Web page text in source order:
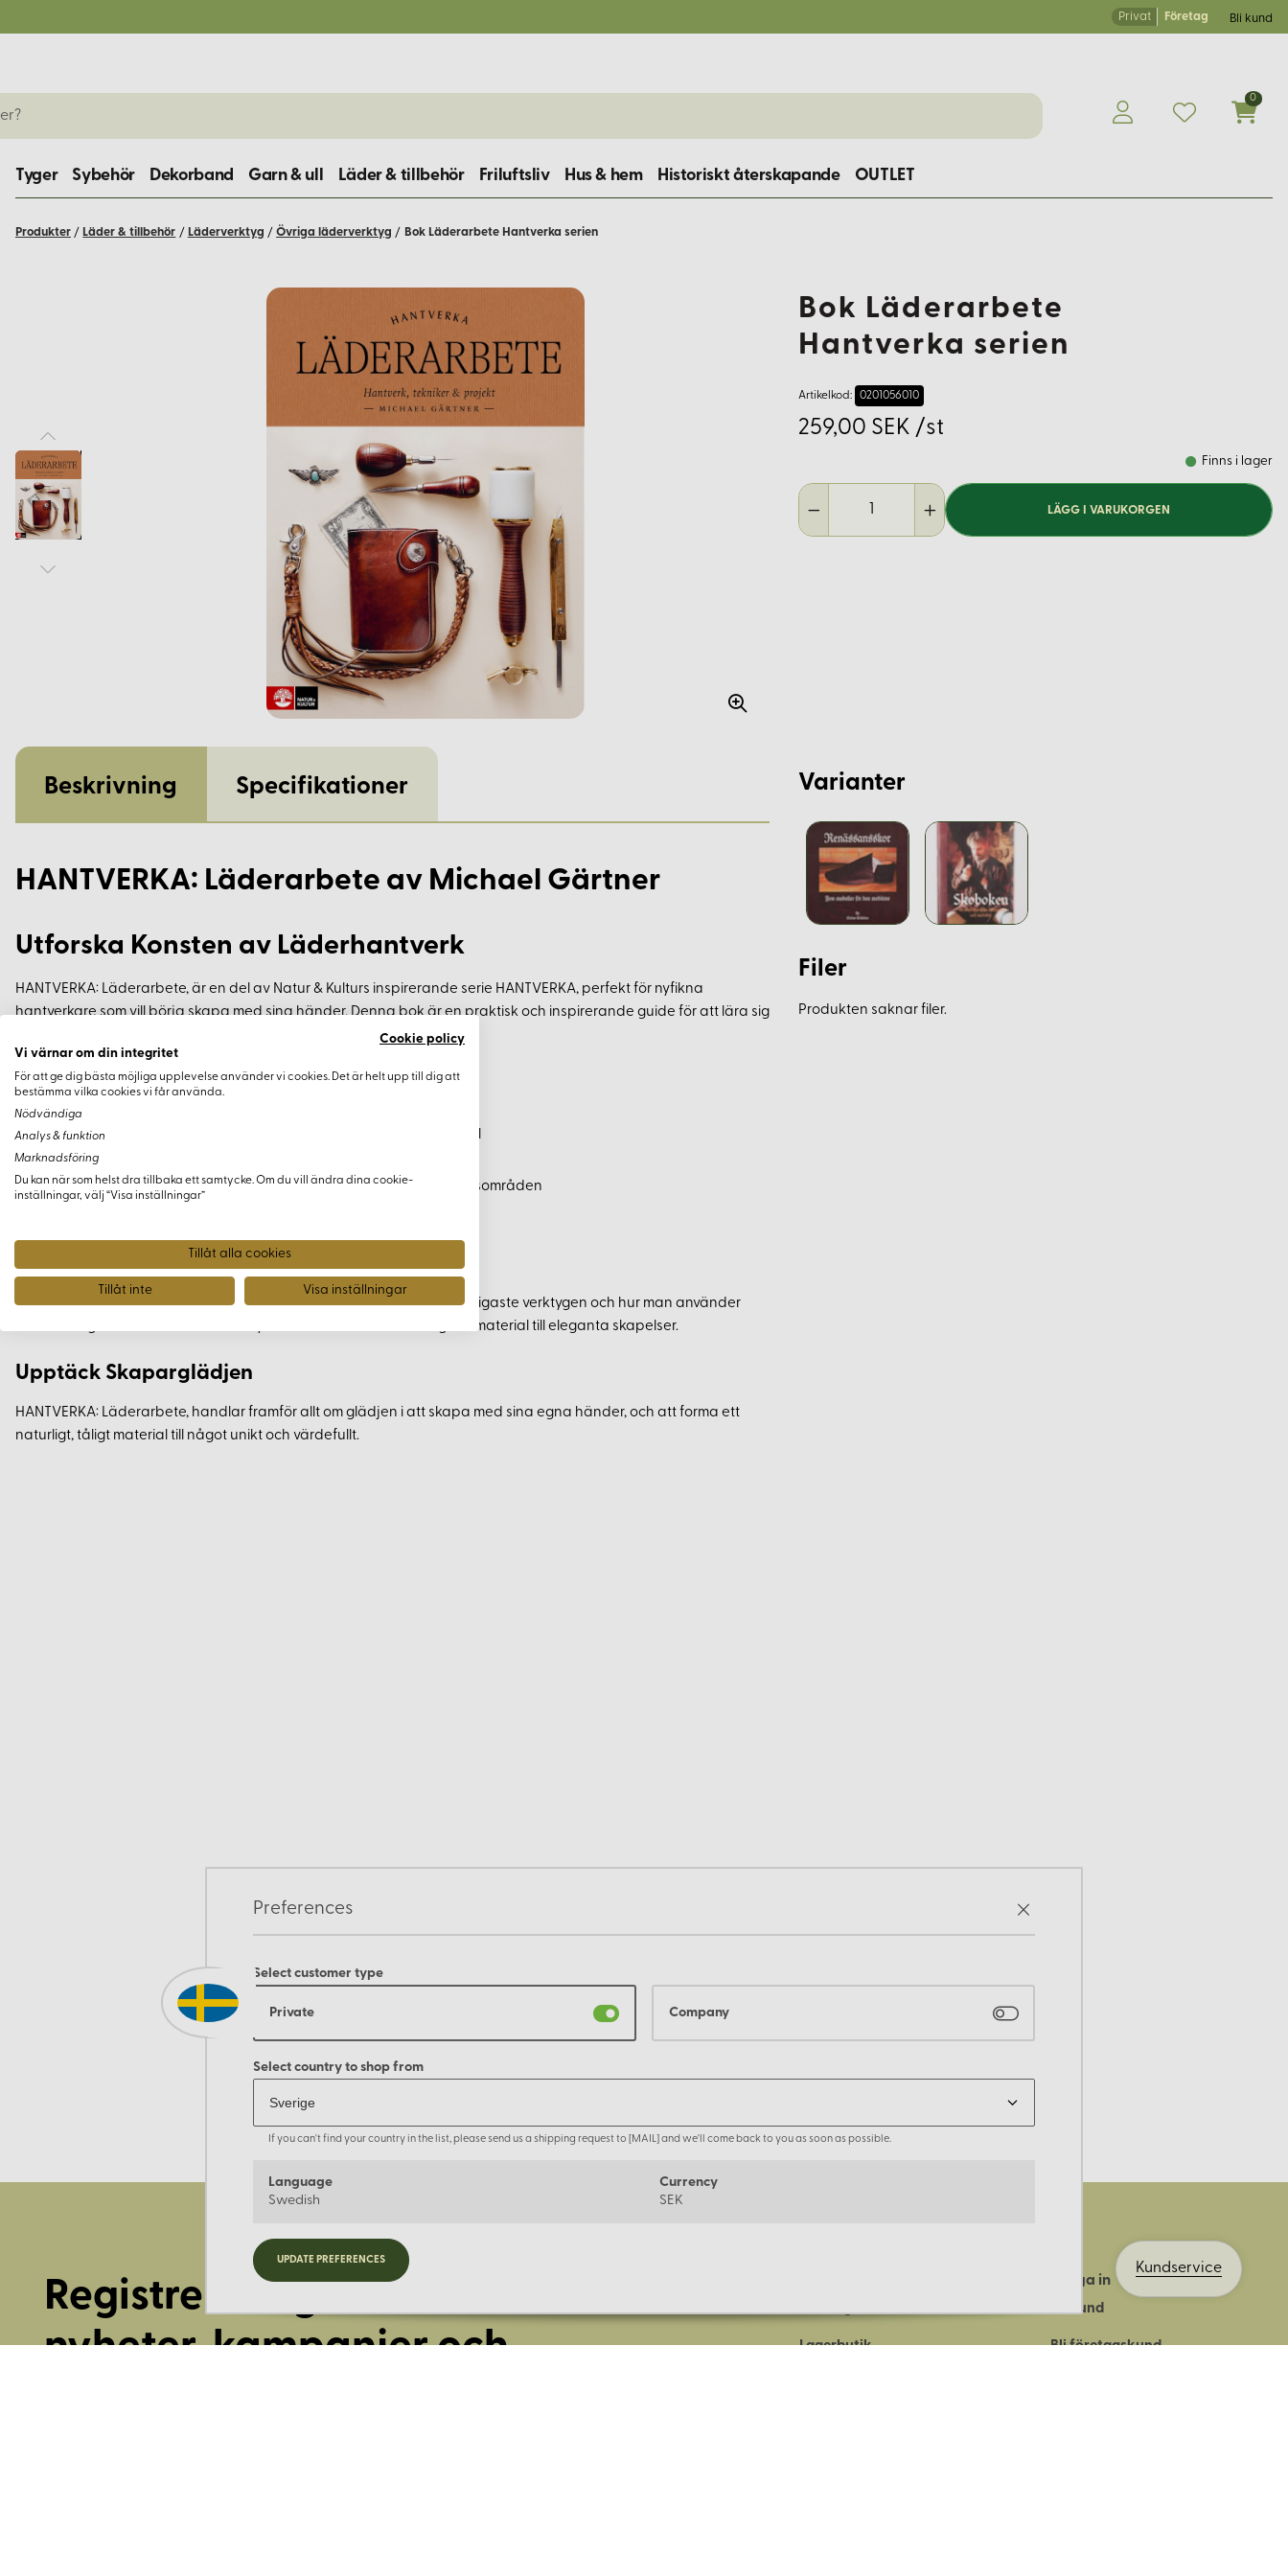
Kundservice
Preferences
Select customer type
Private Company
Select country to shop from
If you can't find your country in the list, please send us a shipping request to [MAIL] and we'll come back to you as soon as possible.
Language
Swedish
Currency
SEK
UPDATE PREFERENCES
Privat Företag Bli kund
0
Tyger Sybehör Dekorband Garn & ull Läder & tillbehör Friluftsliv Hus & hem Historiskt återskapande OUTLET
Produkter / Läder & tillbehör / Läderverktyg / Övriga läderverktyg / Bok Läderarbete Hantverka serien
Bok Läderarbete
Hantverka serien
Artikelkod: 0201056010
259,00 SEK /st
Finns i lager
LÄGG I VARUKORGEN
Beskrivning Specifikationer
HANTVERKA: Läderarbete av Michael Gärtner
Utforska Konsten av Läderhantverk
HANTVERKA: Läderarbete, är en del av Natur & Kulturs inspirerande serie HANTVERKA, perfekt för nyfikna
hantverkare som vill börja skapa med sina händer. Denna bok är en praktisk och inspirerande guide för att lära sig
Vad Du Kommer Lära Dig
15 olika projekt, från armband och nyckelhållare till enklare fodral
Variationer på klassiska flätor och knutar
Läderkunskap: förstå lädrets egenskaper och dess användningsområden
Praktisk Information
Förutom projekten erbjuder boken en grundlig genomgång av de vanligaste verktygen och hur man använder
dem. Lär dig att hantera lädret och sy för hand för att förvandla grovt material till eleganta skapelser.
Upptäck Skaparglädjen
HANTVERKA: Läderarbete, handlar framför allt om glädjen i att skapa med sina egna händer, och att forma ett
naturligt, tåligt material till något unikt och värdefullt.
Varianter
Filer
Produkten saknar filer.
Registrera dig för
nyheter, kampanjer och
Företagets historia
Lagerbutik
Logga in
Bli kund
Bli företagskund
Cookie policy
Vi värnar om din integritet
För att ge dig bästa möjliga upplevelse använder vi cookies. Det är helt upp till dig att
bestämma vilka cookies vi får använda.
Nödvändiga
Analys & funktion
Marknadsföring
Du kan när som helst dra tillbaka ett samtycke. Om du vill ändra dina cookie-
inställningar, välj “Visa inställningar”
Tillåt alla cookies
Tillåt inte Visa inställningar